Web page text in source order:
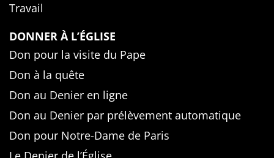
Travail
DONNER À L’ÉGLISE
Don pour la visite du Pape
Don à la quête
Don au Denier en ligne
Don au Denier par prélèvement automatique
Don pour Notre-Dame de Paris